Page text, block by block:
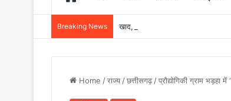
Breaking News खाद, बीज और उर्वरकों की समय पर
Home /राज्य/छत्तीसगढ़/प्रौद्योगिकी ग्राम भड़हा